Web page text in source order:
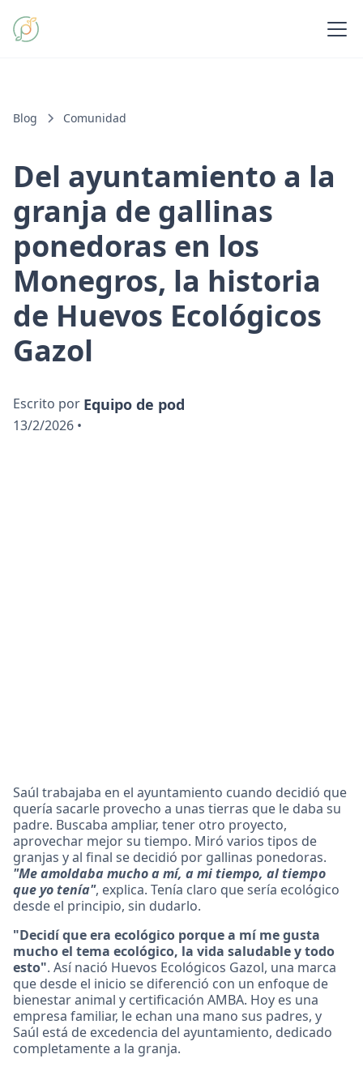
Blog Comunidad
Del ayuntamiento a la
granja de gallinas
ponedoras en los
Monegros, la historia
de Huevos Ecológicos
Gazol
Escrito por Equipo de pod
13/2/2026 •
Saúl trabajaba en el ayuntamiento cuando decidió que
quería sacarle provecho a unas tierras que le daba su
padre. Buscaba ampliar, tener otro proyecto,
aprovechar mejor su tiempo. Miró varios tipos de
granjas y al final se decidió por gallinas ponedoras.
"Me amoldaba mucho a mí, a mi tiempo, al tiempo
que yo tenía", explica. Tenía claro que sería ecológico
desde el principio, sin dudarlo.
"Decidí que era ecológico porque a mí me gusta
mucho el tema ecológico, la vida saludable y todo
esto". Así nació Huevos Ecológicos Gazol, una marca
que desde el inicio se diferenció con un enfoque de
bienestar animal y certificación AMBA. Hoy es una
empresa familiar, le echan una mano sus padres, y
Saúl está de excedencia del ayuntamiento, dedicado
completamente a la granja.